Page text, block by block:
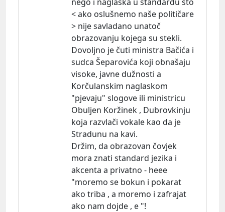
< ako oslušnemo naše političare
> nije savladano unatoč
obrazovanju kojega su stekli.
Dovoljno je čuti ministra Bačića i
sudca Šeparovića koji obnašaju
visoke, javne dužnosti a
Korčulanskim naglaskom
"pjevaju" slogove ili ministricu
Obuljen Koržinek , Dubrovkinju
koja razvlači vokale kao da je
Stradunu na kavi.
Držim, da obrazovan čovjek
mora znati standard jezika i
akcenta a privatno - heee
"moremo se bokun i pokarat
ako triba , a moremo i zafrajat
ako nam dojde , e "!